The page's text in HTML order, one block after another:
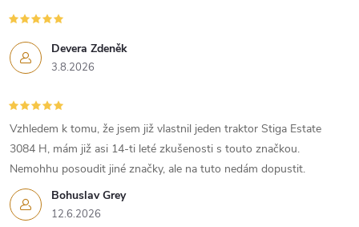
Devera Zdeněk
3.8.2026
Bohuslav Grey
12.6.2026
Vzhledem k tomu, že jsem již vlastnil jeden traktor Stiga Estate
3084 H, mám již asi 14-ti leté zkušenosti s touto značkou.
Nemohhu posoudit jiné značky, ale na tuto nedám dopustit.